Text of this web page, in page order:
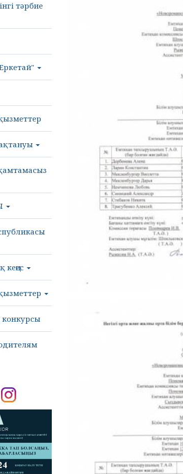
тәрбие